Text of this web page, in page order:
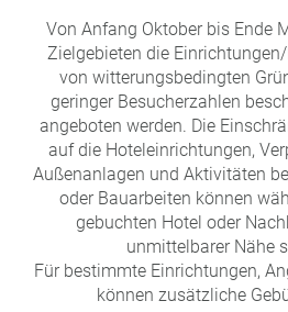
Von Anfang Oktober bis Ende
Zielgebieten die
von witterungsbedingten
geringer Besucherzahlen
angeboten werden. Die
auf die Hoteleinrichtungen,
Außenanlagen und Aktivitäten
oder Bauarbeiten können
gebuchten Hotel oder
unmittelbarer Nähe
Für bestimmte Einrichtungen,
können zusätzliche